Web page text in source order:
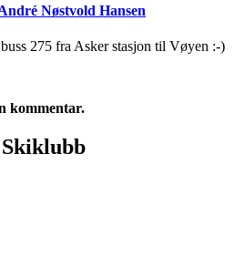
Nøstvold Hansen
275 fra Asker stasjon til Vøyen :-)
kommentar.